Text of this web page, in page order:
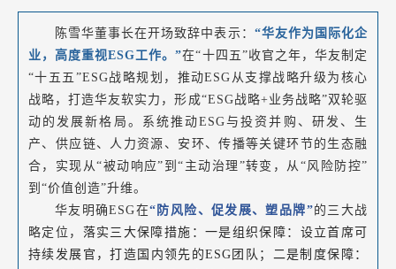
陈雪华董事长在开场致辞中表示： “华友作为国际化企
业，高度重视ESG工作。”在“十四五”收官之年，华友制定
“十五五”ESG战略规划，推动ESG从支撑战略升级为核心
战略，打造华友软实力，形成“ESG战略+业务战略”双轮驱
动的发展新格局。系统推动ESG与投资并购、研发、生
产、供应链、人力资源、安环、传播等关键环节的生态融
合，实现从“被动响应”到“主动治理”转变，从“风险防控”
到“价值创造”升维。
华友明确ESG在“防风险、促发展、塑品牌”的三大战
略定位， 落实三大保障措施：一是组织保障 ： 设立首席可
持续发展官，打造国内领先的ESG团队；二是制度保障：